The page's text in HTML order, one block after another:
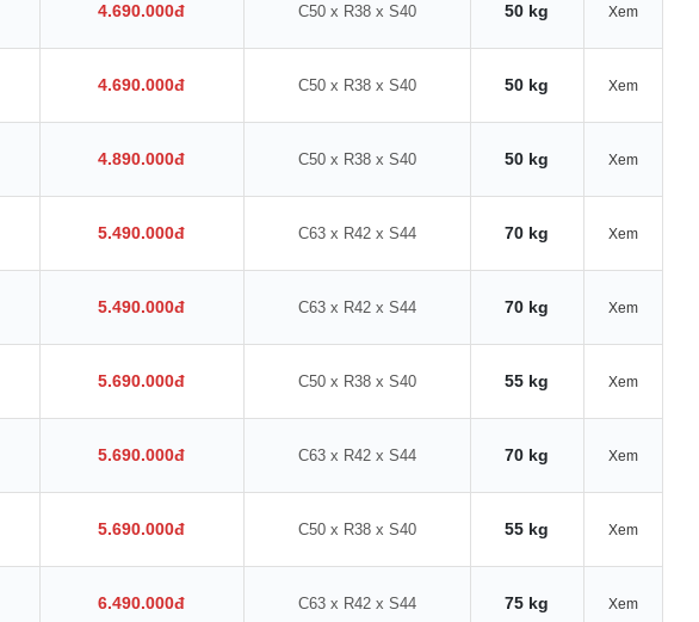
4.690.000đ C50 x R38 x S40 50 kg Xem
4.690.000đ C50 x R38 x S40 50 kg Xem
4.890.000đ C50 x R38 x S40 50 kg Xem
5.490.000đ C63 x R42 x S44 70 kg Xem
5.490.000đ C63 x R42 x S44 70 kg Xem
5.690.000đ C50 x R38 x S40 55 kg Xem
5.690.000đ C63 x R42 x S44 70 kg Xem
5.690.000đ C50 x R38 x S40 55 kg Xem
6.490.000đ C63 x R42 x S44 75 kg Xem